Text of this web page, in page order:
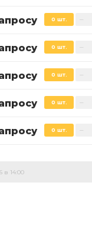
0 шт.
0 шт.
0 шт.
0 шт.
0 шт.
в 14:00